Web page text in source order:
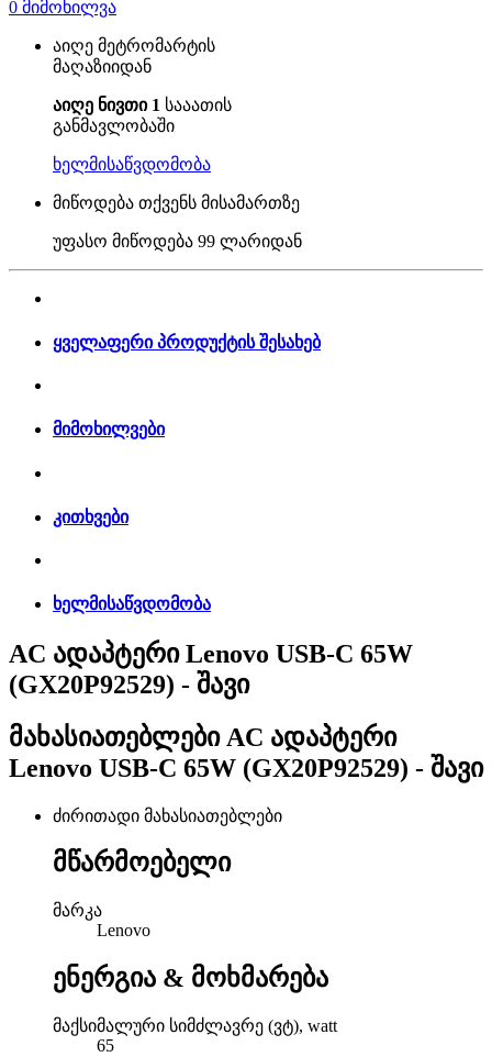
0 მიმოხილვა
აიღე მეტრომარტის
მაღაზიიდან
აიღე ნივთი 1 სააათის
განმავლობაში
ხელმისაწვდომობა
მიწოდება თქვენს მისამართზე
უფასო მიწოდება 99 ლარიდან
ყველაფერი პროდუქტის შესახებ
მიმოხილვები
კითხვები
ხელმისაწვდომობა
AC ადაპტერი Lenovo USB-C 65W
(GX20P92529) - შავი
მახასიათებლები AC ადაპტერი
Lenovo USB-C 65W (GX20P92529) - შავი
ძირითადი მახასიათებლები
მწარმოებელი
მარკა
Lenovo
ენერგია & მოხმარება
მაქსიმალური სიმძლავრე (ვტ), watt
65